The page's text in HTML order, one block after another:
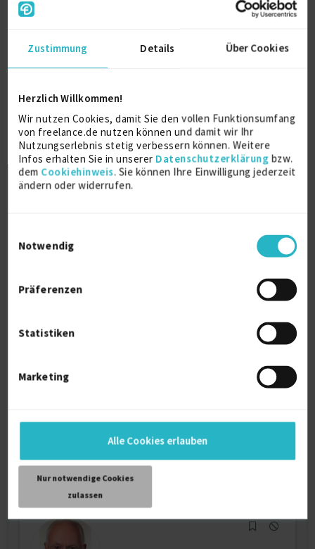
Zustimmung Details Über Cookies
Herzlich Willkommen!
Wir nutzen Cookies, damit Sie den vollen Funktionsumfang
von freelance.de nutzen können und damit wir Ihr
Nutzungserlebnis stetig verbessern können. Weitere
Infos erhalten Sie in unserer Datenschutzerklärung bzw.
dem Cookiehinweis. Sie können Ihre Einwilligung jederzeit
ändern oder widerrufen.
Notwendig
Präferenzen
Statistiken
Marketing
Alle Cookies erlauben
Nur notwendige Cookies
zulassen
WinCC advanc...
zuletzt online vor wenigen Stunden
Speicherprogrammierbare Steuerung (SPS) 22 J.
Verfügbarkeit einsehen
2
Referenzen
Prozessoptimierung, Automatisierung,
Verfügbarkeit einsehen
auf Anfrage
D-47804 Krefeld